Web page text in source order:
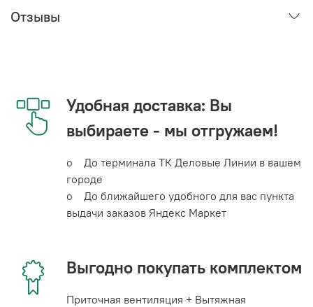
Отзывы
Удобная доставка: Вы
выбираете - мы отгружаем!
o До терминала ТК Деловые Линии в вашем
городе
o До ближайшего удобного для вас пункта
выдачи заказов Яндекс Маркет
Выгодно покупать комплектом
Приточная вентиляция + Вытяжная